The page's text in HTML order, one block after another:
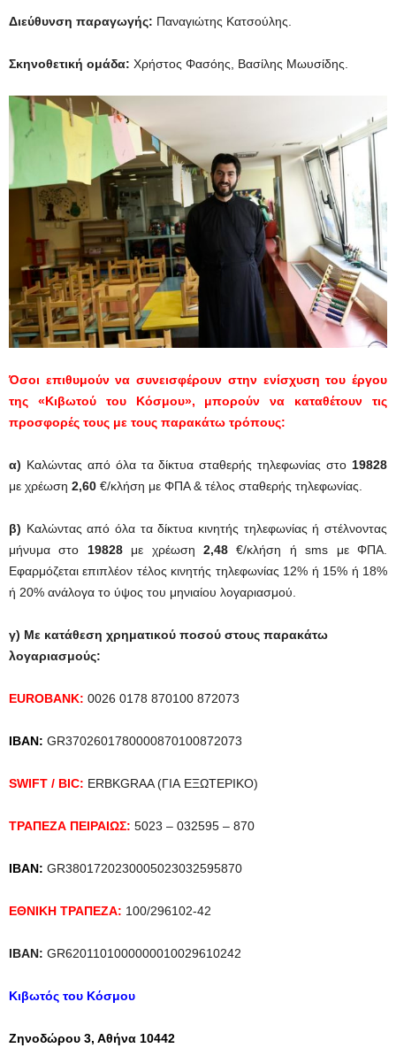
Διεύθυνση παραγωγής: Παναγιώτης Κατσούλης.
Σκηνοθετική ομάδα: Χρήστος Φασόης, Βασίλης Μωυσίδης.
Όσοι επιθυμούν να συνεισφέρουν στην ενίσχυση του έργου
της «Κιβωτού του Κόσμου», μπορούν να καταθέτουν τις
προσφορές τους με τους παρακάτω τρόπους:
α) Καλώντας από όλα τα δίκτυα σταθερής τηλεφωνίας στο 19828
με χρέωση 2,60 €/κλήση με ΦΠΑ & τέλος σταθερής τηλεφωνίας.
β) Καλώντας από όλα τα δίκτυα κινητής τηλεφωνίας ή στέλνοντας
μήνυμα στο 19828 με χρέωση2,48 €/κλήση ή sms με ΦΠΑ.
Εφαρμόζεται επιπλέον τέλος κινητής τηλεφωνίας 12% ή 15% ή 18%
ή 20% ανάλογα το ύψος του μηνιαίου λογαριασμού.
γ) Με κατάθεση χρηματικού ποσού στους παρακάτω
λογαριασμούς:
EUROBANK: 0026 0178 870100 872073
IBAN: GR3702601780000870100872073
SWIFT / BIC: ERBKGRAA (ΓΙΑ ΕΞΩΤΕΡΙΚΟ)
ΤΡΑΠΕΖΑ ΠΕΙΡΑΙΩΣ: 5023 – 032595 – 870
IBAN: GR3801720230005023032595870
ΕΘΝΙΚΗ ΤΡΑΠΕΖΑ: 100/296102-42
IBAN: GR6201101000000010029610242
Κιβωτός του Κόσμου
Ζηνοδώρου 3, Αθήνα 10442